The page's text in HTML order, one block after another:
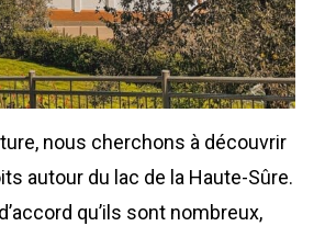
nous cherchons à découvrir
autour du lac de la Haute-Sûre.
qu’ils sont nombreux,